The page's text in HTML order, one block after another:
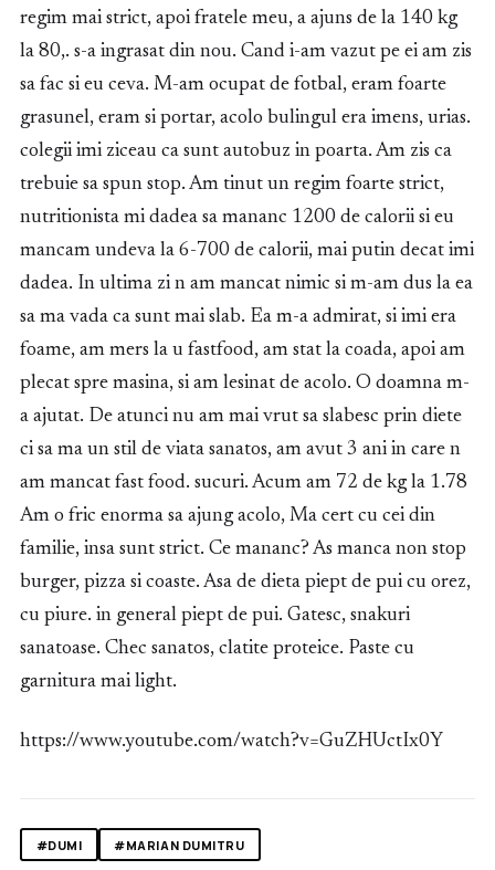
regim mai strict, apoi fratele meu, a ajuns de la 140 kg
la 80,. s-a ingrasat din nou. Cand i-am vazut pe ei am zis
sa fac si eu ceva. M-am ocupat de fotbal, eram foarte
grasunel, eram si portar, acolo bulingul era imens, urias.
colegii imi ziceau ca sunt autobuz in poarta. Am zis ca
trebuie sa spun stop. Am tinut un regim foarte strict,
nutritionista mi dadea sa mananc 1200 de calorii si eu
mancam undeva la 6-700 de calorii, mai putin decat imi
dadea. In ultima zi n am mancat nimic si m-am dus la ea
sa ma vada ca sunt mai slab. Ea m-a admirat, si imi era
foame, am mers la u fastfood, am stat la coada, apoi am
plecat spre masina, si am lesinat de acolo. O doamna m-
a ajutat. De atunci nu am mai vrut sa slabesc prin diete
ci sa ma un stil de viata sanatos, am avut 3 ani in care n
am mancat fast food. sucuri. Acum am 72 de kg la 1.78
Am o fric enorma sa ajung acolo, Ma cert cu cei din
familie, insa sunt strict. Ce mananc? As manca non stop
burger, pizza si coaste. Asa de dieta piept de pui cu orez,
cu piure. in general piept de pui. Gatesc, snakuri
sanatoase. Chec sanatos, clatite proteice. Paste cu
garnitura mai light.
https://www.youtube.com/watch?v=GuZHUctIx0Y
#DUMI #MARIAN DUMITRU